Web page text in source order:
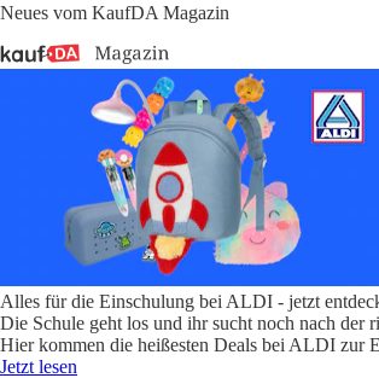
Neues vom KaufDA Magazin
Alles für die Einschulung bei ALDI - jetzt
Die Schule geht los und ihr sucht noch nach der
Hier kommen die heißesten Deals bei ALDI zur
Jetzt lesen